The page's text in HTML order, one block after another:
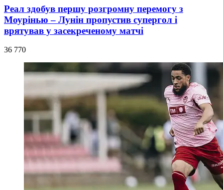
Реал здобув першу розгромну перемогу з
Моурінью – Лунін пропустив супергол і
врятував у засекреченому матчі
36 770